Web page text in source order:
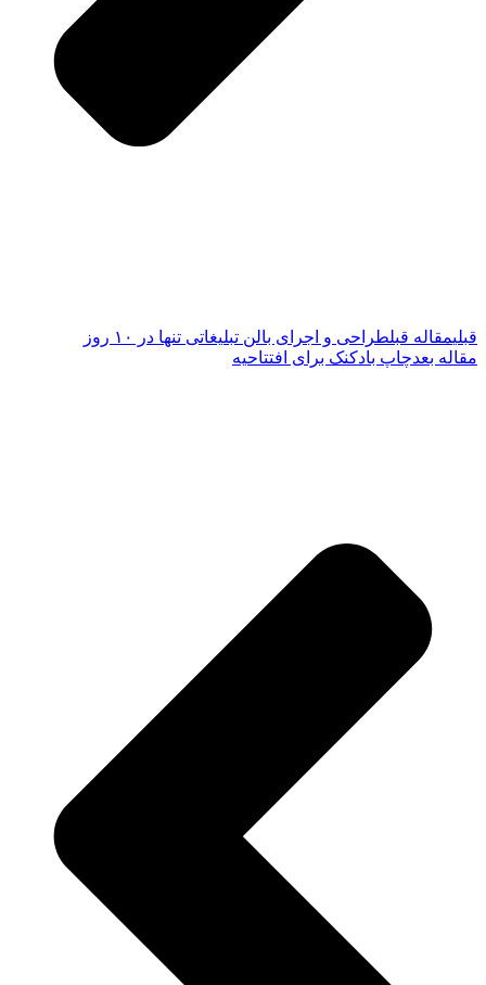
قبلیمقاله قبلطراحی و اجرای بالن تبلیغاتی تنها در ۱۰ روز
مقاله بعدچاپ بادکنک برای افتتاحیه